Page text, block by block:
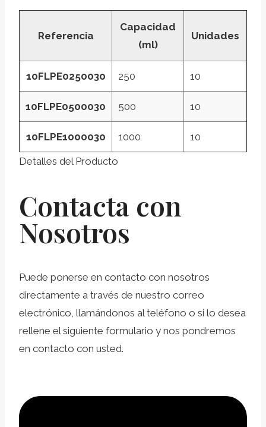
Referencia
Capacidad
(ml)
Unidades
10FLPE0250030 250 10
10FLPE0500030 500 10
10FLPE1000030 1000 10
Detalles del Producto
Contacta con
Nosotros
Puede ponerse en contacto con nosotros
directamente a través de nuestro correo
electrónico, llamándonos al teléfono o si lo desea
rellene el siguiente formulario y nos pondremos
en contacto con usted.